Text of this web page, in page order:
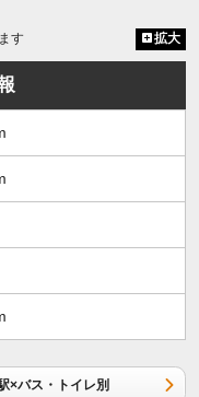
す 拡大
×バス・トイレ別